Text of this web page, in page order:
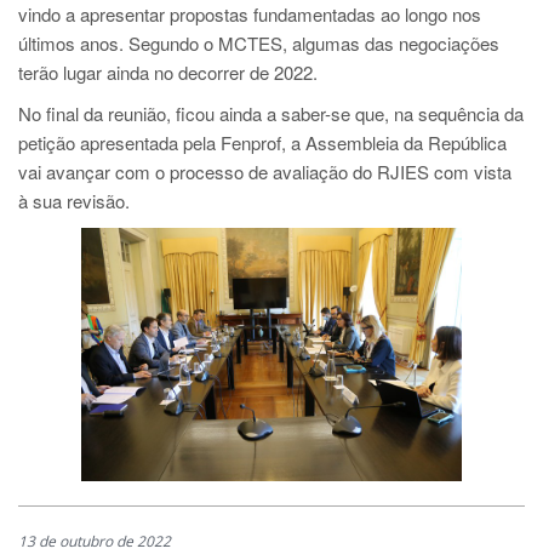
vindo a apresentar propostas fundamentadas ao longo nos
últimos anos. Segundo o MCTES, algumas das negociações
terão lugar ainda no decorrer de 2022.
No final da reunião, ficou ainda a saber-se que, na sequência da
petição apresentada pela Fenprof, a Assembleia da República
vai avançar com o processo de avaliação do RJIES com vista
à sua revisão.
13 de outubro de 2022